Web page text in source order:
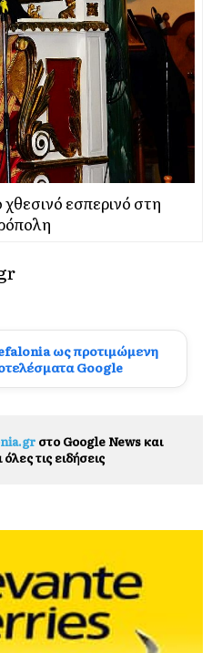
εσπερινό στη
ως προτιμώμενη
Google
στο Google News και
τις ειδήσεις